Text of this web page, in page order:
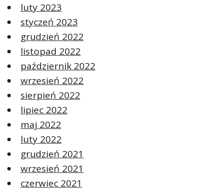
luty 2023
styczeń 2023
grudzień 2022
listopad 2022
październik 2022
wrzesień 2022
sierpień 2022
lipiec 2022
maj 2022
luty 2022
grudzień 2021
wrzesień 2021
czerwiec 2021